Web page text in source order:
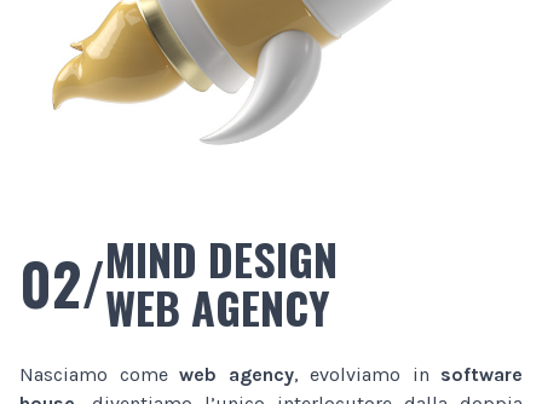
02/MIND DESIGN
WEB AGENCY
Nasciamo come web agency, evolviamo in software